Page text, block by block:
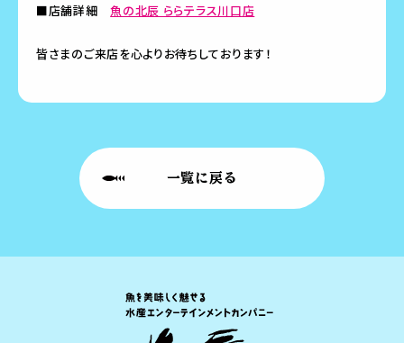
■店舗詳細魚の北辰 ららテラス川口店
皆さまのご来店を心よりお待ちしております！
一覧に戻る